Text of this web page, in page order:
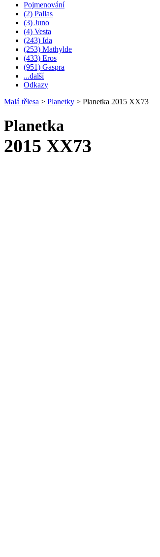
Pojmenování
(2) Pallas
(3) Juno
(4) Vesta
(243) Ida
(253) Mathylde
(433) Eros
(951) Gaspra
...další
Odkazy
Malá tělesa > Planetky > Planetka 2015 XX73
Planetka
2015 XX73